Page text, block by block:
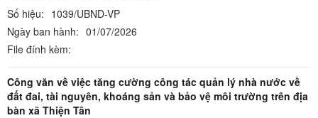
Số hiệu: 1039/UBND-VP
Ngày ban hành: 01/07/2026
File đính kèm:
Công văn về việc tăng cường công tác quản lý nhà nước về
đất đai, tài nguyên, khoáng sản và bảo vệ môi trường trên địa
bàn xã Thiện Tân